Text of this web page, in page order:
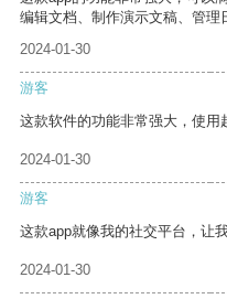
编辑文档、制作演示文稿、管理
2024-01-30
游客
这款软件的功能非常强大，使用
2024-01-30
游客
这款app就像我的社交平台，让
2024-01-30